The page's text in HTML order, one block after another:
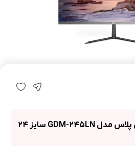
مانیتور جی پلاس مدل GDM-245LN سایز 24